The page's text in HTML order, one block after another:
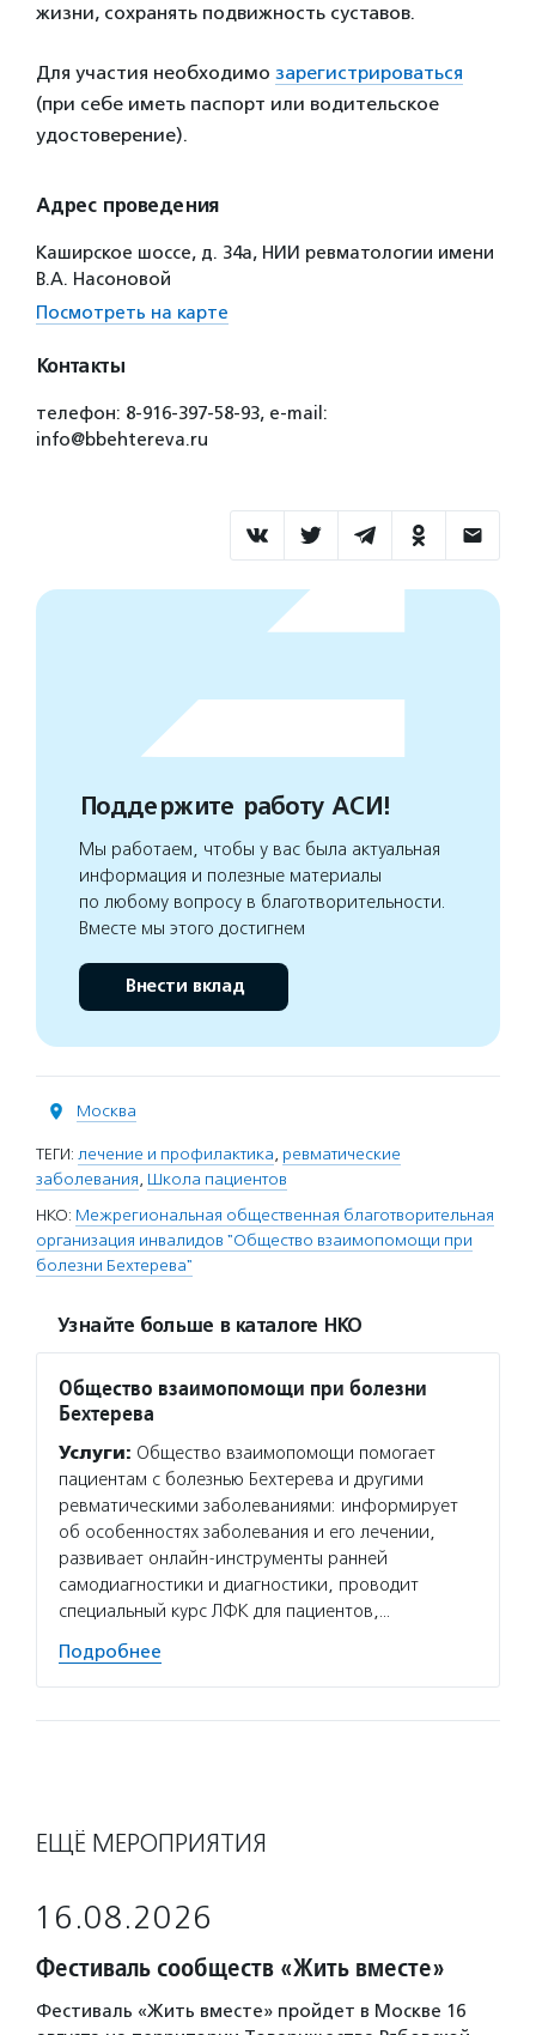
жизни, сохранять подвижность суставов.
Для участия необходимо зарегистрироваться
(при себе иметь паспорт или водительское
удостоверение).
Адрес проведения
Каширское шоссе, д. 34а, НИИ ревматологии имени
В.А. Насоновой
Посмотреть на карте
Контакты
телефон: 8-916-397-58-93, е-mail:
info@bbehtereva.ru
Поддержите работу АСИ!
Мы работаем, чтобы у вас была актуальная
информация и полезные материалы
по любому вопросу в благотворительности.
Вместе мы этого достигнем
Внести вклад
Москва
ТЕГИ: лечение и профилактика, ревматические
заболевания, Школа пациентов
НКО: Межрегиональная общественная благотворительная
организация инвалидов "Общество взаимопомощи при
болезни Бехтерева"
Узнайте больше в каталоге НКО
Общество взаимопомощи при болезни
Бехтерева
Услуги: Общество взаимопомощи помогает
пациентам с болезнью Бехтерева и другими
ревматическими заболеваниями: информирует
об особенностях заболевания и его лечении,
развивает онлайн-инструменты ранней
самодиагностики и диагностики, проводит
специальный курс ЛФК для пациентов,…
Подробнее
ЕЩЁ МЕРОПРИЯТИЯ
16.08.2026
Фестиваль сообществ «Жить вместе»
Фестиваль «Жить вместе» пройдет в Москве 16